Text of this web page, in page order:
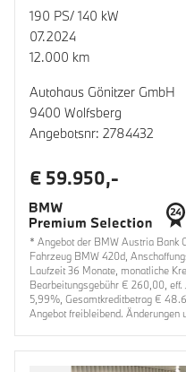
190 PS/ 140 kW
07.2024
12.000 km
Autohaus Gönitzer GmbH
9400 Wolfsberg
Angebotsnr: 2784432
€ 59.950,-
* Angebot der BMW Austria Bank
Fahrzeug BMW 420d,
Laufzeit 36 Monate, monatliche
Bearbeitungsgebühr € 260,00,
5,99%, Gesamtkreditbetrag €
Angebot freibleibend. Änderungen